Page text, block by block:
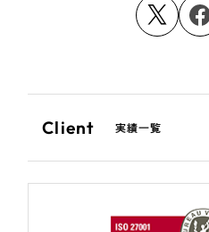
Client 実績一覧